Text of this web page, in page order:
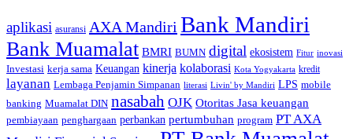
aplikasi asuransi AXA Mandiri Bank Mandiri
Bank Muamalat BMRI BUMN digital ekosistem Fitur inovasi
Investasi kerja sama Keuangan kinerja kolaborasi Kota Yogyakarta kredit
layanan Lembaga Penjamin Simpanan literasi Livin' by Mandiri LPS mobile
banking Muamalat DIN nasabah OJK Otoritas Jasa keuangan
pembiayaan penghargaan perbankan pertumbuhan program PT AXA